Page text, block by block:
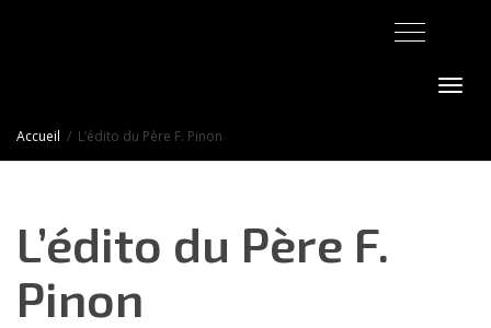
Activer/
Accueil L’édito du Père F. Pinon
L’édito du Père F.
Pinon